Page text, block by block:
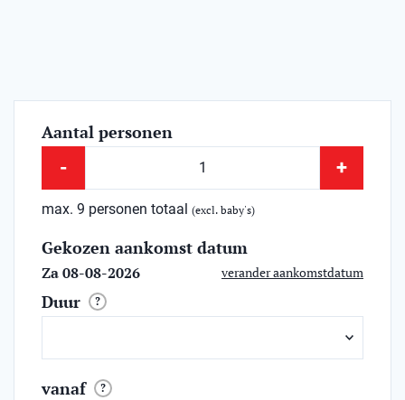
Aantal personen
- +
max. 9 personen totaal (excl. baby's)
Gekozen aankomst datum
Za 08-08-2026 verander aankomstdatum
Duur ?
vanaf ?